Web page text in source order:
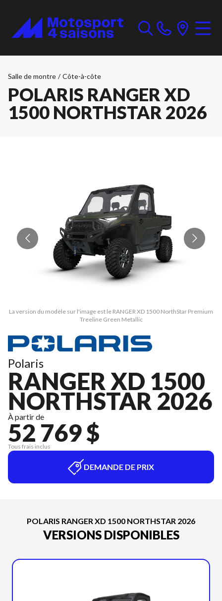
Salle de montre / Côte-à-côte
POLARIS RANGER XD
1500 NORTHSTAR 2026
La version du modèle sur l'image est le RANGER XD 1500 NorthStar Premium
Treeline Green Metallic
Polaris
RANGER XD 1500
NORTHSTAR 2026
À partir de
52 769 $
Tous frais inclus
DEMANDE DE PRIX
POLARIS RANGER XD 1500 NORTHSTAR 2026
VERSIONS DISPONIBLES